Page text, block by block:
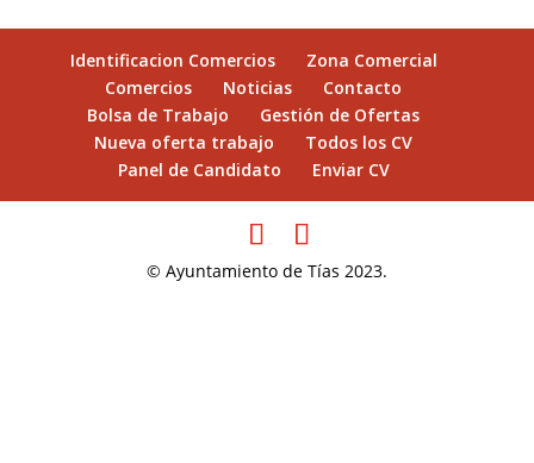
Identificacion Comercios
Zona Comercial
Comercios
Noticias
Contacto
Bolsa de Trabajo
Gestión de Ofertas
Nueva oferta trabajo
Todos los CV
Panel de Candidato
Enviar CV
© Ayuntamiento de Tías 2023.